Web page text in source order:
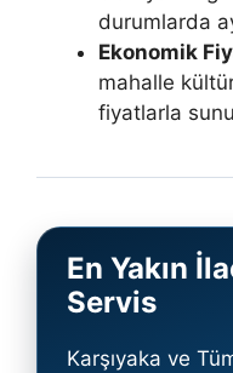
durumlarda
Ekonomik
mahalle
fiyatlarla
En Yakın
Servis
Karşıyaka ve